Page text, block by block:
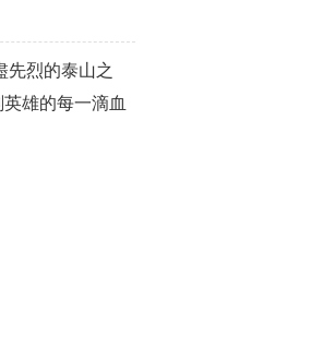
先烈的泰山之
雄的每一滴血